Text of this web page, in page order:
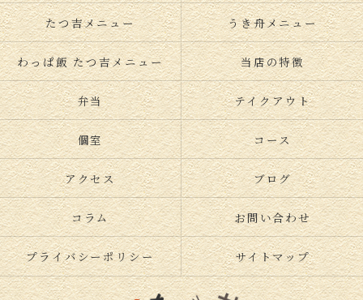
たつ吉メニュー うき舟メニュー
わっぱ飯 たつ吉メニュー 当店の特徴
弁当 テイクアウト
個室 コース
アクセス ブログ
コラム お問い合わせ
プライバシーポリシー サイトマップ